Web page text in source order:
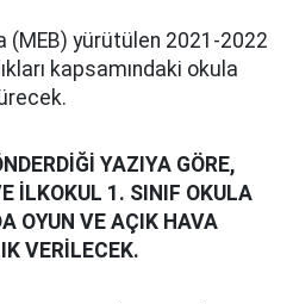
(MEB) yürütülen 2021-2022
kapsamındaki okula
YAZIYA GÖRE,
İLKOKUL 1. SINIF OKULA
OYUN VE AÇIK HAVA
VERİLECEK.